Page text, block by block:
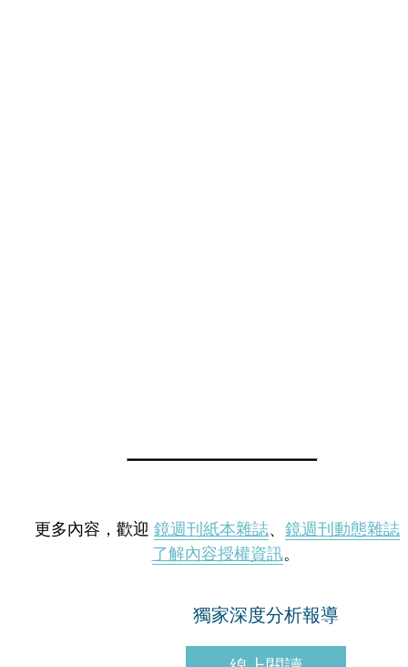
更多內容，歡迎 鏡週刊紙本雜誌、 鏡週刊動態雜誌
了解內容授權資訊。
獨家深度分析報導